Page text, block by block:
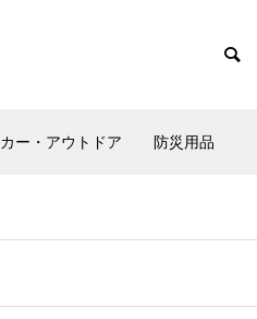
カー・アウトドア 防災用品